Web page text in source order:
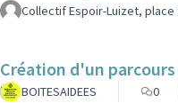
Collectif Espoir-Luizet, place
Création d'un
BOITESAIDEES 0